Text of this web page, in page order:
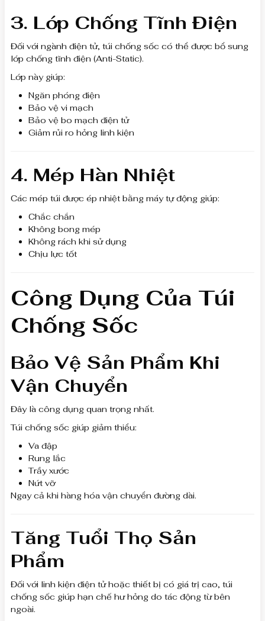
3. Lớp Chống Tĩnh Điện
Đối với ngành điện tử, túi chống sốc có thể được bổ sung
lớp chống tĩnh điện (Anti-Static).
Lớp này giúp:
Ngăn phóng điện
Bảo vệ vi mạch
Bảo vệ bo mạch điện tử
Giảm rủi ro hỏng linh kiện
4. Mép Hàn Nhiệt
Các mép túi được ép nhiệt bằng máy tự động giúp:
Chắc chắn
Không bong mép
Không rách khi sử dụng
Chịu lực tốt
Công Dụng Của Túi
Chống Sốc
Bảo Vệ Sản Phẩm Khi
Vận Chuyển
Đây là công dụng quan trọng nhất.
Túi chống sốc giúp giảm thiểu:
Va đập
Rung lắc
Trầy xước
Nứt vỡ
Ngay cả khi hàng hóa vận chuyển đường dài.
Tăng Tuổi Thọ Sản
Phẩm
Đối với linh kiện điện tử hoặc thiết bị có giá trị cao, túi
chống sốc giúp hạn chế hư hỏng do tác động từ bên
ngoài.